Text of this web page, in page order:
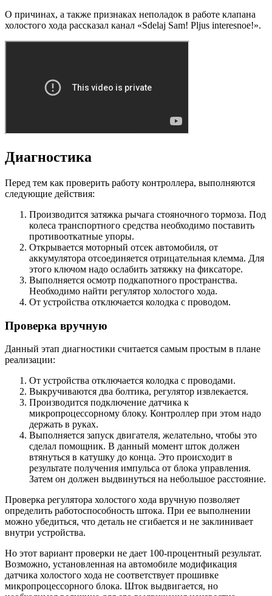
О причинах, а также признаках неполадок в работе клапана
холостого хода рассказал канал «Sdelaj Sam! Pljus interesnoe!».
Диагностика
Перед тем как проверить работу контроллера, выполняются
следующие действия:
Производится затяжка рычага стояночного тормоза. Под
колеса транспортного средства необходимо поставить
противооткатные упоры.
Открывается моторный отсек автомобиля, от
аккумулятора отсоединяется отрицательная клемма. Для
этого ключом надо ослабить затяжку на фиксаторе.
Выполняется осмотр подкапотного пространства.
Необходимо найти регулятор холостого хода.
От устройства отключается колодка с проводом.
Проверка вручную
Данный этап диагностики считается самым простым в плане
реализации:
От устройства отключается колодка с проводами.
Выкручиваются два болтика, регулятор извлекается.
Производится подключение датчика к
микропроцессорному блоку. Контроллер при этом надо
держать в руках.
Выполняется запуск двигателя, желательно, чтобы это
сделал помощник. В данный момент шток должен
втянуться в катушку до конца. Это происходит в
результате получения импульса от блока управления.
Затем он должен выдвинуться на небольшое расстояние.
Проверка регулятора холостого хода вручную позволяет
определить работоспособность штока. При ее выполнении
можно убедиться, что деталь не сгибается и не заклинивает
внутри устройства.
Но этот вариант проверки не дает 100-процентный результат.
Возможно, установленная на автомобиле модификация
датчика холостого хода не соответствует прошивке
микропроцессорного блока. Шток выдвигается, но